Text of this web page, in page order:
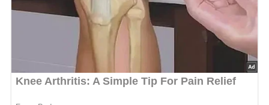
Dann hinterlasse doch bitte einen Kommentar am
Ende dieser Seite & auch eine Bewertung!
Und so wird es gemacht…